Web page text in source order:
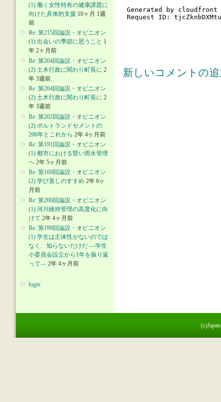
(1) 働く女性特有の健康課題に
向けた具体的支援 10ヶ月 1週
前
Re: 第215回論説・オピニオン
(1) 出会いの季節に思うこと 1
年 2ヶ月前
Re: 第204回論説・オピニオン
(2) 土木行政に関わり町長に 2
年 3週前
Re: 第204回論説・オピニオン
(2) 土木行政に関わり町長に 2
年 3週前
Re: 第202回論説・オピニオン
(2) ポルトランドセメントの
200年とこれから 2年 4ヶ月前
Re: 第191回論説・オピニオン
(1) 都市における賢い雨水管理
へ 2年 5ヶ月前
Re: 第169回論説・オピニオン
(2) 学び直しのすすめ 2年 6ヶ
月前
Re: 第200回論説・オピニオン
(1) 河川維持管理の高度化に向
けて 2年 4ヶ月前
Re: 第199回論説・オピニオン
(1) 学生は主体性がないのでは
なく、知らないだけだ ―学生
小委員会設立から1年を振り返
って― 2年 4ヶ月前
login
新しいコメントの